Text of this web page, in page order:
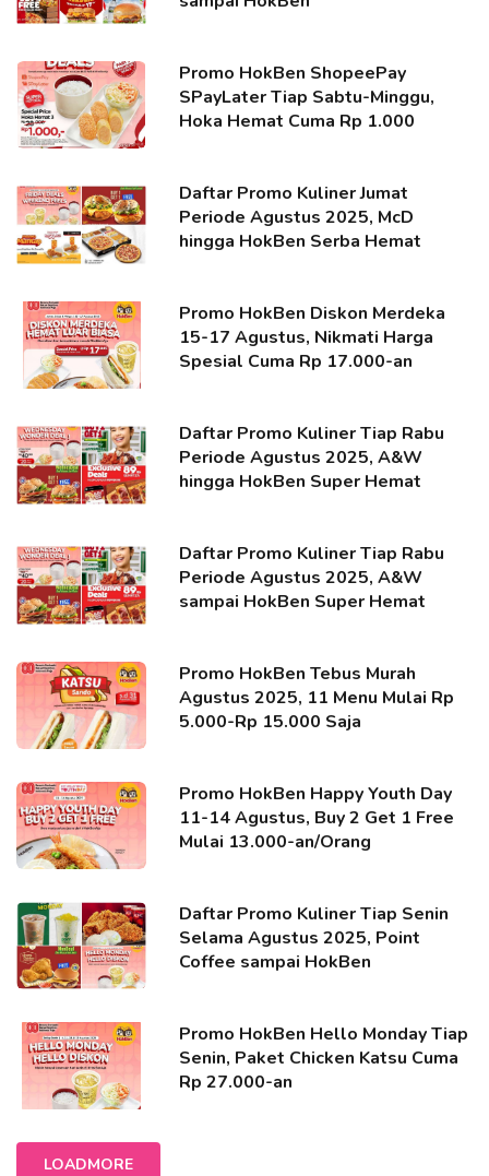
Promo HokBen ShopeePay
SPayLater Tiap Sabtu-Minggu,
Hoka Hemat Cuma Rp 1.000
Daftar Promo Kuliner Jumat
Periode Agustus 2025, McD
hingga HokBen Serba Hemat
Promo HokBen Diskon Merdeka
15-17 Agustus, Nikmati Harga
Spesial Cuma Rp 17.000-an
Daftar Promo Kuliner Tiap Rabu
Periode Agustus 2025, A&W
hingga HokBen Super Hemat
Daftar Promo Kuliner Tiap Rabu
Periode Agustus 2025, A&W
sampai HokBen Super Hemat
Promo HokBen Tebus Murah
Agustus 2025, 11 Menu Mulai Rp
5.000-Rp 15.000 Saja
Promo HokBen Happy Youth Day
11-14 Agustus, Buy 2 Get 1 Free
Mulai 13.000-an/Orang
Daftar Promo Kuliner Tiap Senin
Selama Agustus 2025, Point
Coffee sampai HokBen
Promo HokBen Hello Monday Tiap
Senin, Paket Chicken Katsu Cuma
Rp 27.000-an
LOADMORE